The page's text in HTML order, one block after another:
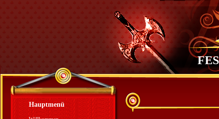
Hauptmenü